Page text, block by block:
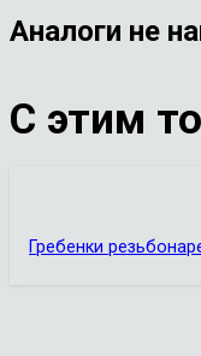
Аналоги не
С этим
Гребенки